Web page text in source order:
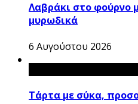
Λαβράκι στο φούρνο
μυρωδικά
6 Αυγούστου 2026
Τάρτα με σύκα,